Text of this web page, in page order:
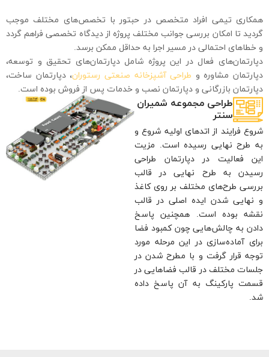
احتمالی در مسیر اجرا به حداقل ممکن برسد.
فعال در این پروژه شامل دپارتمان‌های تحقیق و توسعه،
مشاوره وطراحی آشپزخانه صنعتی رستوران، دپارتمان ساخت،
بازرگانی و دپارتمان نصب و خدمات پس از فروش بوده است.
طراحی مجموعه شمیران
سنتر
فرایند از اتدهای اولیه شروع و
طرح نهایی رسیده است. مزیت
فعالیت در دپارتمان طراحی
به طرح نهایی در قالب
طرح‌های مختلف بر روی کاغذ
شدن ایده اصلی در قالب
بوده است. همچنین پاسخ
به چالش‌هایی چون کمبود فضا
آماده‌سازی در این مرحله مورد
قرار گرفت و با مطرح شدن در
مختلف در قالب فضاهایی در
پارکینگ به آن پاسخ داده